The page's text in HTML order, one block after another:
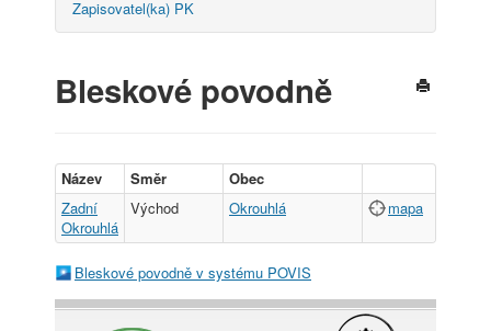
Zapisovatel(ka) PK
Bleskové povodně
Název Směr
Obec
Zadní
Okrouhlá
Východ Okrouhlá mapa
Bleskové povodně v systému POVIS